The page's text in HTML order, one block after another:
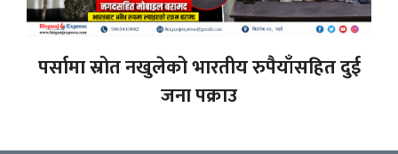
पर्सामा स्रोत नखुलेको भारतीय रुपैयाँसहित दुई
जना पक्राउ